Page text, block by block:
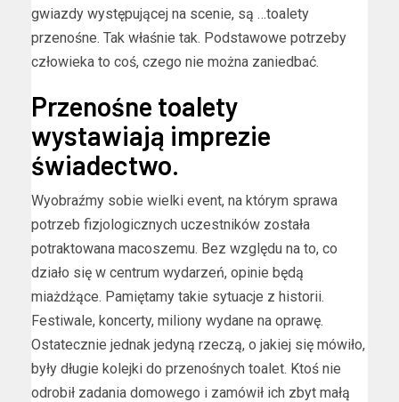
gwiazdy występującej na scenie, są …toalety
przenośne. Tak właśnie tak. Podstawowe potrzeby
człowieka to coś, czego nie można zaniedbać.
Przenośne toalety
wystawiają imprezie
świadectwo.
Wyobraźmy sobie wielki event, na którym sprawa
potrzeb fizjologicznych uczestników została
potraktowana macoszemu. Bez względu na to, co
działo się w centrum wydarzeń, opinie będą
miażdżące. Pamiętamy takie sytuacje z historii.
Festiwale, koncerty, miliony wydane na oprawę.
Ostatecznie jednak jedyną rzeczą, o jakiej się mówiło,
były długie kolejki do przenośnych toalet. Ktoś nie
odrobił zadania domowego i zamówił ich zbyt małą